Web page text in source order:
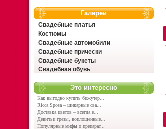
Галереи
Свадебные платья
Костюмы
Свадебные автомобили
Свадебные прически
Свадебные букеты
Свадебная обувь
Это интересно
Как выгодно купить бижутер...
Ricca Sposa – шикарные сва...
Доставка цветов – всегда е...
Девичьи грезы, воплощенные...
Популярные мифы о препарат...